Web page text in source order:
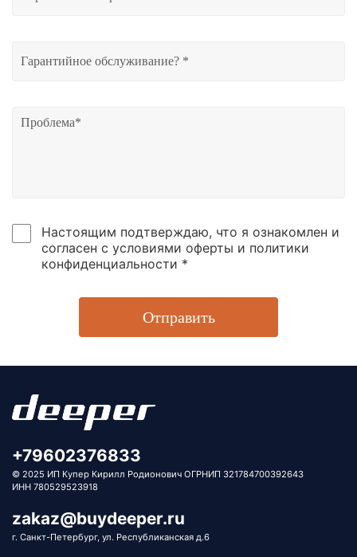
Настоящим подтверждаю, что я ознакомлен и
согласен с условиями оферты и политики
конфиденциальности *
Отправить
+79602376833
© 2025 ИП Купер Кирилл Родионович ОГРНИП 321784700392643
ИНН 780529523918
zakaz@buydeeper.ru
г. Санкт-Петербург, ул. Республиканская д.6